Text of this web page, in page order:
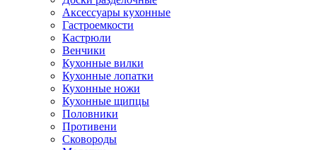
Аксессуары кухонные
Гастроемкости
Кастрюли
Венчики
Кухонные вилки
Кухонные лопатки
Кухонные ножи
Кухонные щипцы
Половники
Противени
Сковороды